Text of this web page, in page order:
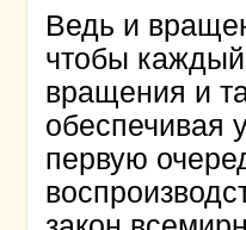
Ведь и
чтобы каждый
вращения и
обеспечивая
первую